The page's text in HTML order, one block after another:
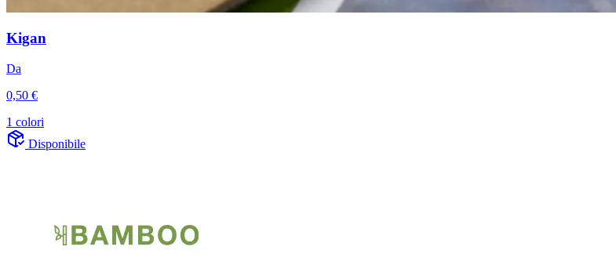
Kigan
Da
0,50 €
1 colori
Disponibile